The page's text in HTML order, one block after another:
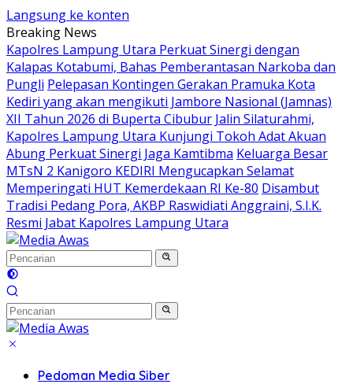
Langsung ke konten
Breaking News
Kapolres Lampung Utara Perkuat Sinergi dengan
Kalapas Kotabumi, Bahas Pemberantasan Narkoba dan
Pungli Pelepasan Kontingen Gerakan Pramuka Kota
Kediri yang akan mengikuti Jambore Nasional (Jamnas)
XII Tahun 2026 di Buperta Cibubur Jalin Silaturahmi,
Kapolres Lampung Utara Kunjungi Tokoh Adat Akuan
Abung Perkuat Sinergi Jaga Kamtibma Keluarga Besar
MTsN 2 Kanigoro KEDIRI Mengucapkan Selamat
Memperingati HUT Kemerdekaan RI Ke-80 Disambut
Tradisi Pedang Pora, AKBP Raswidiati Anggraini, S.I.K.
Resmi Jabat Kapolres Lampung Utara
Pedoman Media Siber